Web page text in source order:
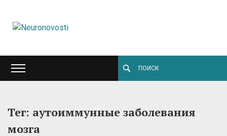
Тег: аутоиммунные заболевания
мозга